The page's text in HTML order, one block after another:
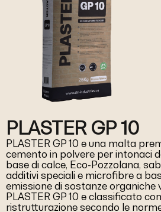
PLASTER GP 10
PLASTER GP 10 e una malta
cemento in polvere per intonaci
base di calce, Eco-Pozzolana,
additivi speciali e microfibre a
emissione di sostanze organiche
PLASTER GP 10 e classificato
ristrutturazione secondo le